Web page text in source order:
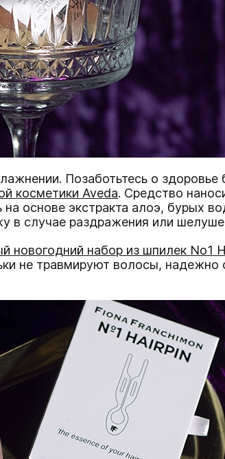
Позаботьтесь о здоровье
косметики Aveda. Средство
основе экстракта алоэ, бурых
в случае раздражения или
новогодний набор из шпилек No1
не травмируют волосы,